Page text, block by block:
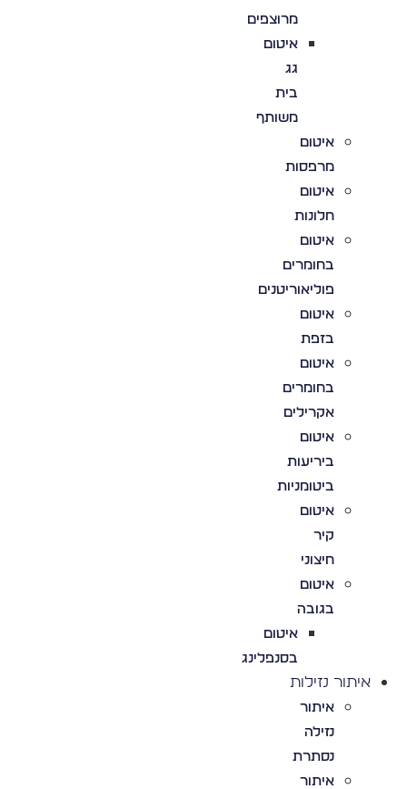
מרוצפים
איטום
גג
בית
משותף
איטום
מרפסות
איטום
חלונות
איטום
בחומרים
פוליאוריטנים
איטום
בזפת
איטום
בחומרים
אקרילים
איטום
ביריעות
ביטומניות
איטום
קיר
חיצוני
איטום
בגובה
איטום
בסנפלינג
איתור נזילות
איתור
נזילה
נסתרת
איתור